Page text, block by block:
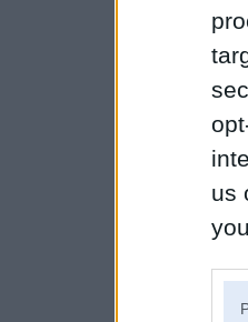
us